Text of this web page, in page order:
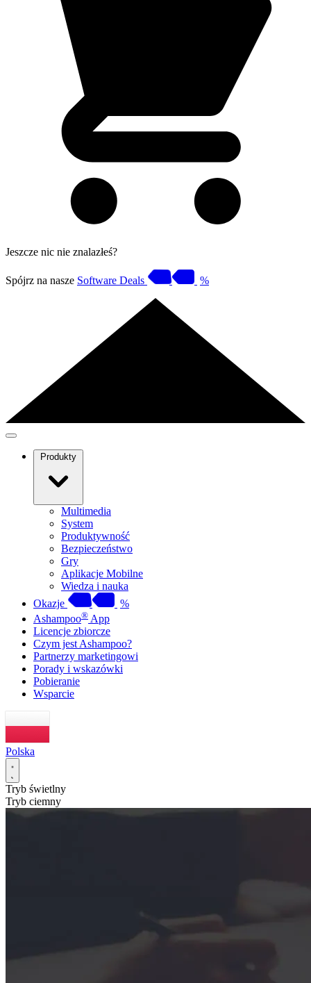
Jeszcze nic nie znalazłeś?
Spójrz na nasze Software Deals %
Produkty
Multimedia
System
Produktywność
Bezpieczeństwo
Gry
Aplikacje Mobilne
Wiedza i nauka
Okazje
%
Ashampoo® App
Licencje zbiorcze
Czym jest Ashampoo?
Partnerzy marketingowi
Porady i wskazówki
Pobieranie
Wsparcie
Polska
Tryb świetlny
Tryb ciemny